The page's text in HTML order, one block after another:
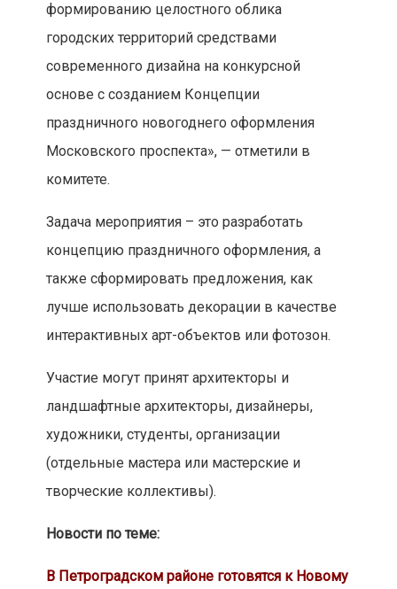
формированию целостного облика
городских территорий средствами
современного дизайна на конкурсной
основе с созданием Концепции
праздничного новогоднего оформления
Московского проспекта», — отметили в
комитете.
Задача мероприятия – это разработать
концепцию праздничного оформления, а
также сформировать предложения, как
лучше использовать декорации в качестве
интерактивных арт-объектов или фотозон.
Участие могут принят архитекторы и
ландшафтные архитекторы, дизайнеры,
художники, студенты, организации
(отдельные мастера или мастерские и
творческие коллективы).
Новости по теме:
В Петроградском районе готовятся к Новому